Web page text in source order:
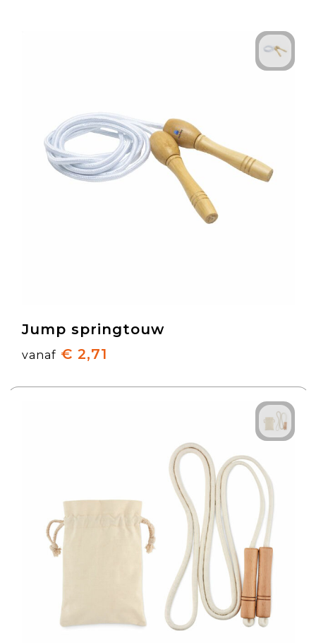
Tassen & Reizen
Gezondheid & Welzijn
Eten & Drinken
Jump springtouw
vanaf € 2,71